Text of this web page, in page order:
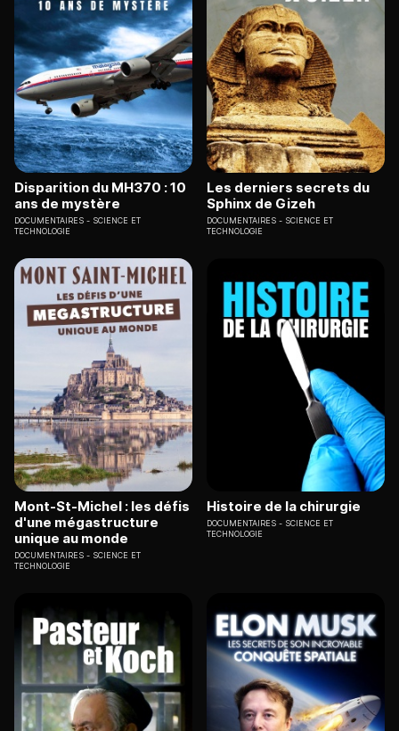
Disparition du MH370 : 10
ans de mystère
DOCUMENTAIRES
SCIENCE ET
TECHNOLOGIE
Les derniers secrets du
Sphinx de Gizeh
DOCUMENTAIRES
SCIENCE ET
TECHNOLOGIE
Mont-St-Michel : les défis
d'une mégastructure
unique au monde
DOCUMENTAIRES
SCIENCE ET
TECHNOLOGIE
Histoire de la chirurgie
DOCUMENTAIRES
SCIENCE ET
TECHNOLOGIE